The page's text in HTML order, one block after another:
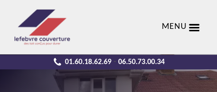
MENU
01.60.18.62.69 - 06.50.73.00.34